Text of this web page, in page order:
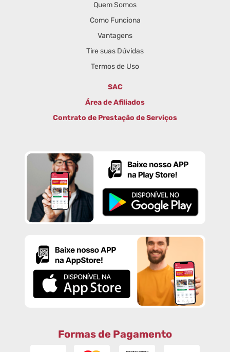
Quem Somos
Como Funciona
Vantagens
Tire suas Dúvidas
Termos de Uso
SAC
Área de Afiliados
Contrato de Prestação de Serviços
Formas de Pagamento